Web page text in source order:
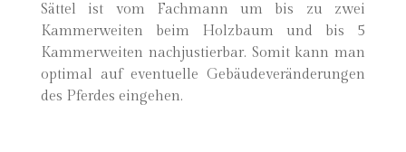
Sättel ist vom Fachmann um bis zu zwei
Kammerweiten beim Holzbaum und bis 5
Kammerweiten nachjustierbar. Somit kann man
optimal auf eventuelle Gebäudeveränderungen
des Pferdes eingehen.